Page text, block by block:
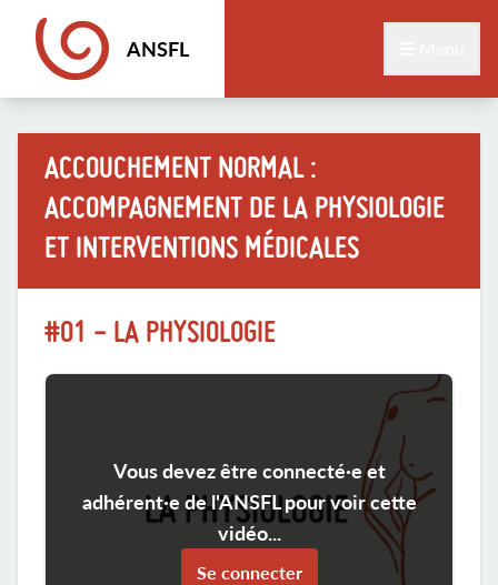
ANSFL
ACCOUCHEMENT NORMAL :
ACCOMPAGNEMENT DE LA PHYSIOLOGIE
ET INTERVENTIONS MÉDICALES
#01 - LA PHYSIOLOGIE
Vous devez être connecté·e et
adhérent·e de l'ANSFL pour voir cette
vidéo...
Se connecter